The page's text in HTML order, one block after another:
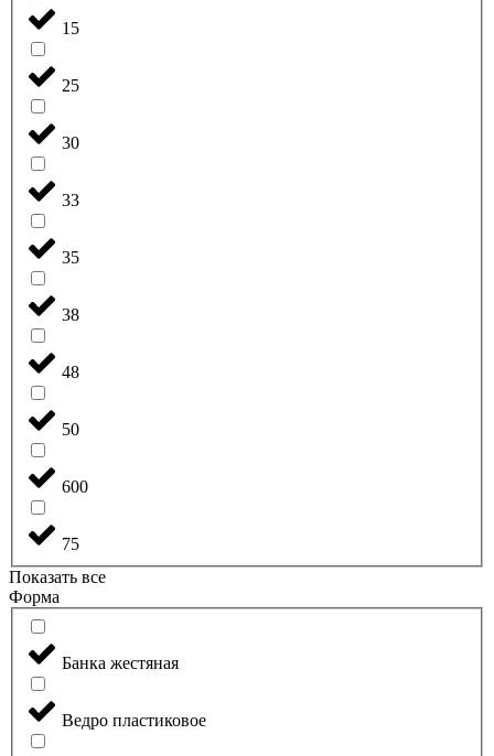
15
25
30
33
35
38
48
50
600
75
Показать все
Форма
Банка жестяная
Ведро пластиковое